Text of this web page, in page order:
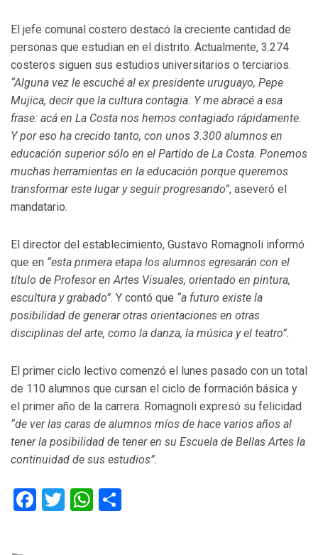
El jefe comunal costero destacó la creciente cantidad de
personas que estudian en el distrito. Actualmente, 3.274
costeros siguen sus estudios universitarios o terciarios.
“Alguna vez le escuché al ex presidente uruguayo, Pepe
Mujica, decir que la cultura contagia. Y me abracé a esa
frase: acá en La Costa nos hemos contagiado rápidamente.
Y por eso ha crecido tanto, con unos 3.300 alumnos en
educación superior sólo en el Partido de La Costa. Ponemos
muchas herramientas en la educación porque queremos
transformar este lugar y seguir progresando”, aseveró el
mandatario.
El director del establecimiento, Gustavo Romagnoli informó
que en “esta primera etapa los alumnos egresarán con el
título de Profesor en Artes Visuales, orientado en pintura,
escultura y grabado”. Y contó que “a futuro existe la
posibilidad de generar otras orientaciones en otras
disciplinas del arte, como la danza, la música y el teatro”.
El primer ciclo lectivo comenzó el lunes pasado con un total
de 110 alumnos que cursan el ciclo de formación básica y
el primer año de la carrera. Romagnoli expresó su felicidad
“de ver las caras de alumnos míos de hace varios años al
tener la posibilidad de tener en su Escuela de Bellas Artes la
continuidad de sus estudios”.
Facebook
TwitterWhatsApp